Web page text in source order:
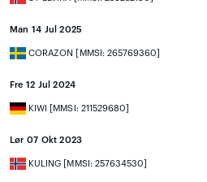
Man 14 Jul 2025
CORAZON [MMSI: 265769360]
Fre 12 Jul 2024
KIWI [MMSI: 211529680]
Lør 07 Okt 2023
KULING [MMSI: 257634530]